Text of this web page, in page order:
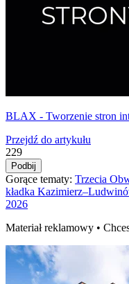
BLAX - Tworzenie stron
Przejdź do artykułu
229
Podbij
Gorące tematy: Trzecia
kładka
2026
Materiał reklamowy •